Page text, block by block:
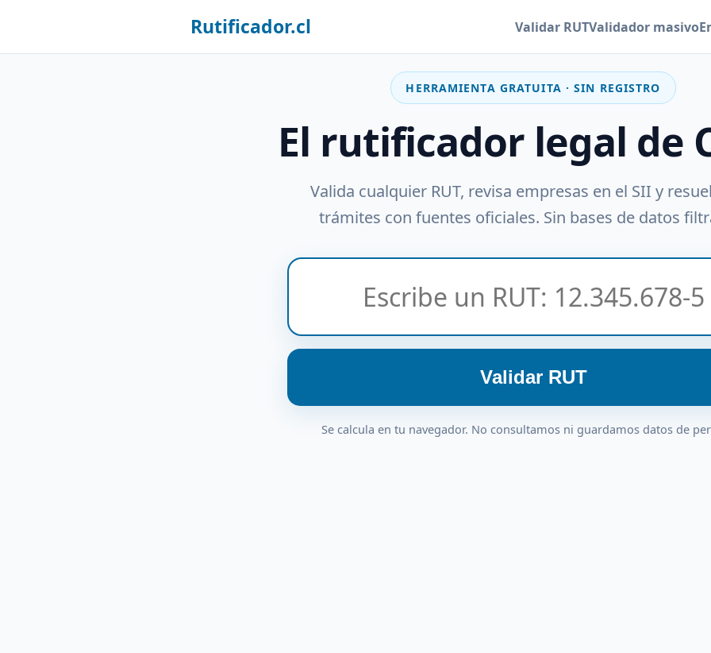
Rutificador.cl Validar RUTValidador masivo
HERRAMIENTA GRATUITA · SIN REGISTRO
El rutificador legal de
Valida cualquier RUT, revisa empresas en el SII y
trámites con fuentes oficiales. Sin bases de datos
Validar RUT
Se calcula en tu navegador. No consultamos ni guardamos datos de